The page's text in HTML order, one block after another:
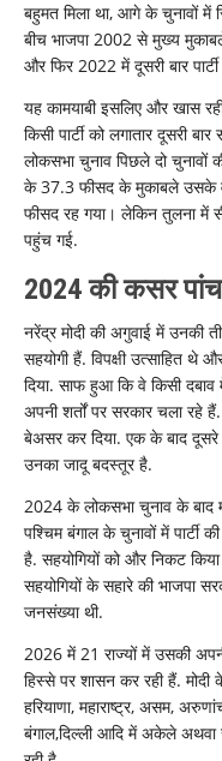
बहुमत मिला था, आगे के चुनावों
बीच भाजपा 2002 से मुख्य
और फिर 2022 में दूसरी बार
यह कामयाबी इसलिए और खास
किसी पार्टी को लगातार दूसरी
लोकसभा चुनाव पिछले दो
के 37.3 फीसद के मुकाबले उसके
फीसद रह गया। लेकिन तुलना में
पहुंच गई.
2024 की कसर पांच
नरेंद्र मोदी की अगुवाई में उनकी
सहयोगी हैं. विपक्षी उत्साहित थे
दिया. साफ हुआ कि वे किसी
अपनी शर्तों पर सरकार चला रहे
बेअसर कर दिया. एक के बाद दूसरे
उनका जादू बदस्तूर है.
2024 के लोकसभा चुनाव के बाद
पश्चिम बंगाल के चुनावों में पार्टी
है. सहयोगियों को और निकट
सहयोगियों के सहारे की भाजपा
जनसंख्या थी.
2026 में 21 राज्यों में उसकी
हिस्से पर शासन कर रही हैं.
हरियाणा, महाराष्ट्र, असम,
बंगाल,दिल्ली आदि में अकेले